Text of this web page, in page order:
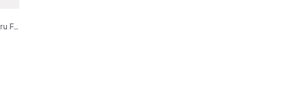
Premium Borg Fleece Zip Thru Funnel